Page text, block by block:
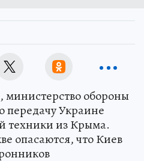
министерство обороны
передачу Украине
техники из Крыма.
опасаются, что Киев